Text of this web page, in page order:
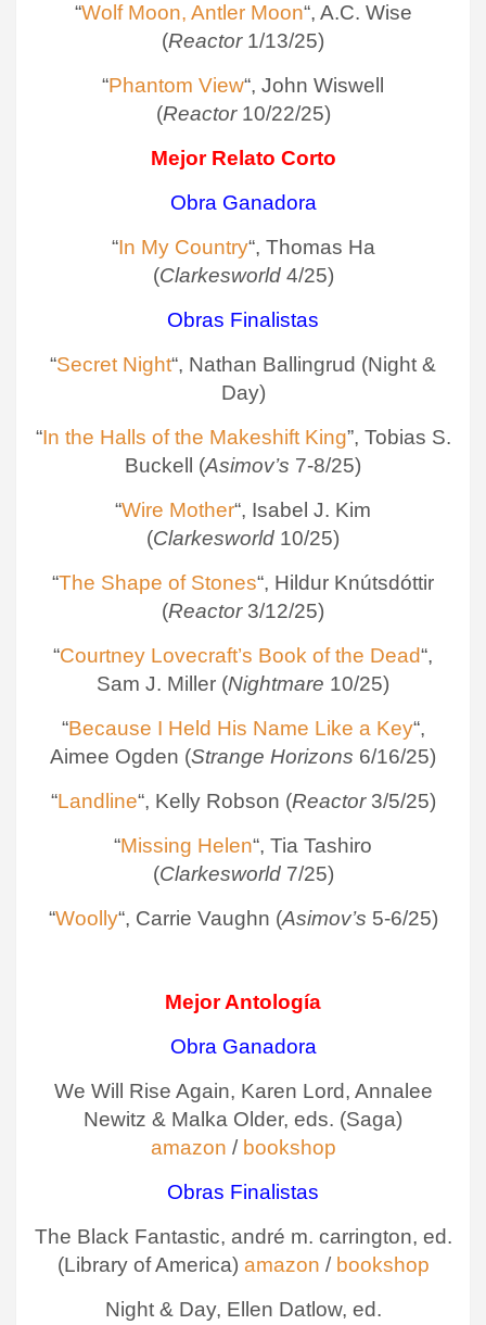
“Wolf Moon, Antler Moon“, A.C. Wise
(Reactor1/13/25)
“Phantom View“, John Wiswell
(Reactor10/22/25)
Mejor Relato Corto
Obra Ganadora
“In My Country“, Thomas Ha
(Clarkesworld4/25)
Obras Finalistas
“Secret Night“, Nathan Ballingrud (Night &
Day)
“In the Halls of the Makeshift King”, Tobias S.
Buckell (Asimov’s 7-8/25)
“Wire Mother“, Isabel J. Kim
(Clarkesworld 10/25)
“The Shape of Stones“, Hildur Knútsdóttir
(Reactor3/12/25)
“Courtney Lovecraft’s Book of the Dead“,
Sam J. Miller (Nightmare 10/25)
“Because I Held His Name Like a Key“,
Aimee Ogden (Strange Horizons 6/16/25)
“Landline“, Kelly Robson (Reactor3/5/25)
“Missing Helen“, Tia Tashiro
(Clarkesworld7/25)
“Woolly“, Carrie Vaughn (Asimov’s 5-6/25)
Mejor Antología
Obra Ganadora
We Will Rise Again, Karen Lord, Annalee
Newitz & Malka Older, eds. (Saga)
amazon / bookshop
Obras Finalistas
The Black Fantastic, andré m. carrington, ed.
(Library of America) amazon / bookshop
Night & Day, Ellen Datlow, ed.